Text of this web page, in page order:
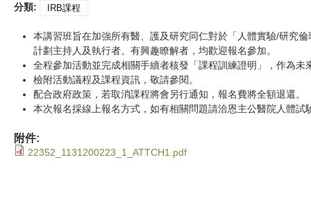
分類: IRB課程
本講習班旨在加強所有醫、護及研究同仁對於「人體實驗/研究
計劃主持人及執行者、有興趣瞭解者，均歡迎報名參加。
全程參加活動並完成相關手續者核發「課程訓練證明」，作為未
檢附活動議程及課程資訊，敬請參閱。
配合政府政策，若取消課程將會另行通知，報名費將全額退還。
本次報名採線上報名方式，如有相關問題請洽恩主公醫院人體
附件:
22352_1131200223_1_ATTCH1.pdf